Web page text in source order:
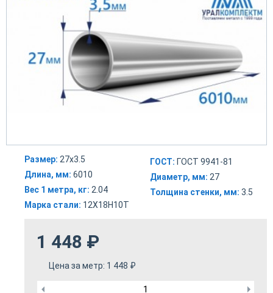
Размер: 27х3.5
Длина, мм: 6010
Вес 1 метра, кг: 2.04
Марка стали: 12Х18Н10Т
ГОСТ: ГОСТ 9941-81
Диаметр, мм: 27
Толщина стенки, мм: 3.5
1 448 ₽
Цена за метр: 1 448 ₽